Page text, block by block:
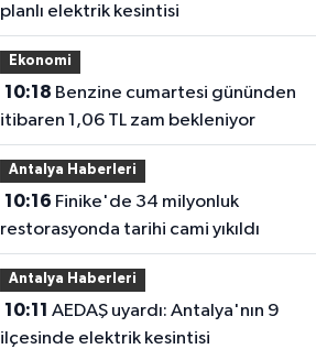
planlı elektrik kesintisi
Ekonomi
10:18
itibaren 1,06 TL zam bekleniyor
Antalya Haberleri
10:16
restorasyonda tarihi cami yıkıldı
Antalya Haberleri
10:11
ilçesinde elektrik kesintisi